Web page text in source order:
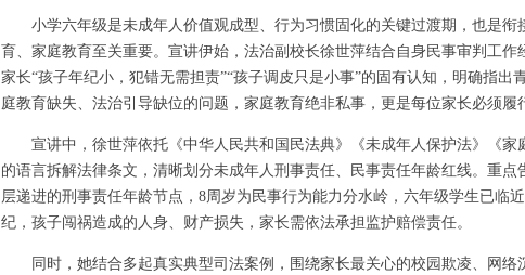
小学六年级是未成年人价值观成型、行为习惯固化的关键过渡期，也是衔
育、家庭教育至关重要。宣讲伊始，法治副校长徐世萍结合自身民事审判工
家长“孩子年纪小，犯错无需担责”“孩子调皮只是小事”的固有认知，明确指出
庭教育缺失、法治引导缺位的问题，家庭教育绝非私事，更是每位家长必须履
宣讲中，徐世萍依托《中华人民共和国民法典》《未成年人保护法》《家
的语言拆解法律条文，清晰划分未成年人刑事责任、民事责任年龄红线。重点
层递进的刑事责任年龄节点，8周岁为民事行为能力分水岭，六年级学生已临
纪，孩子闯祸造成的人身、财产损失，家长需依法承担监护赔偿责任。
同时，她结合多起真实典型司法案例，围绕家长最关心的校园欺凌、网络